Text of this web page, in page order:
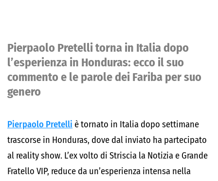
Pierpaolo Pretelli torna in Italia dopo
l’esperienza in Honduras: ecco il suo
commento e le parole dei Fariba per suo
genero
Pierpaolo Pretelli è tornato in Italia dopo settimane
trascorse in Honduras, dove dal inviato ha partecipato
al reality show. L’ex volto di Striscia la Notizia e Grande
Fratello VIP, reduce da un’esperienza intensa nella